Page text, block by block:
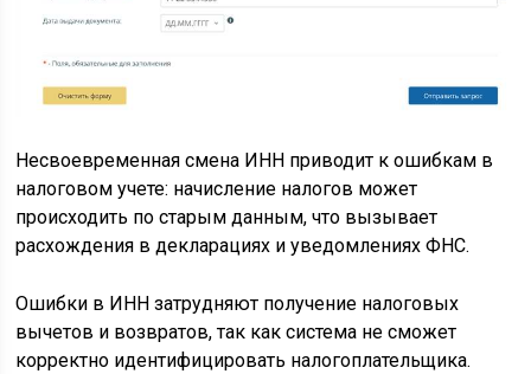
Несвоевременная смена ИНН приводит к ошибкам в
налоговом учете: начисление налогов может
происходить по старым данным, что вызывает
расхождения в декларациях и уведомлениях ФНС.
Ошибки в ИНН затрудняют получение налоговых
вычетов и возвратов, так как система не сможет
корректно идентифицировать налогоплательщика.